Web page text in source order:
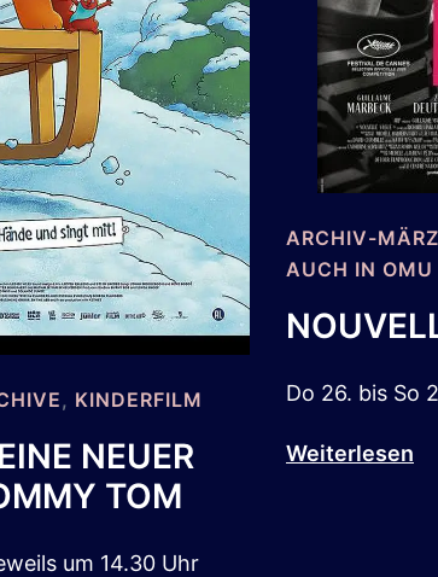
, KINDERFILM
NEUER
TOM
um 14.30 Uhr
ARCHIV-
AUCH IN OMU
Do 26. bis So
Weiterlesen